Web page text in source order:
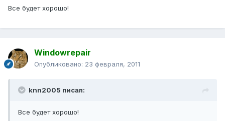
Все будет хорошо!
Windowrepair
Опубликовано: 23 февраля, 2011
knn2005 писал:
Все будет хорошо!